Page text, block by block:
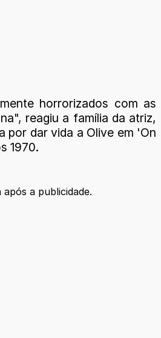
horrorizados com as
reagiu a família da atriz,
por dar vida a Olive em 'On
1970.
a publicidade.